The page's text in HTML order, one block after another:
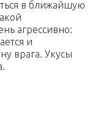
в ближайшую
агрессивно:
и
врага. Укусы